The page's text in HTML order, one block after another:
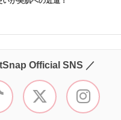
Official SNS ／